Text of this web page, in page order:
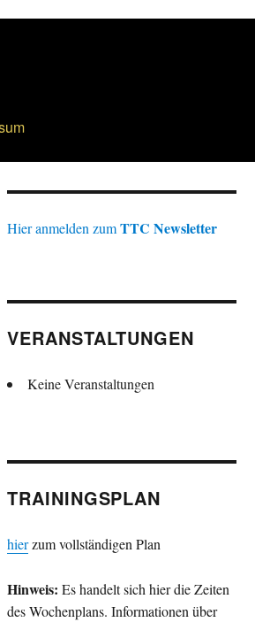
Hier anmelden zumTTC Newsletter
VERANSTALTUNGEN
Keine Veranstaltungen
TRAININGSPLAN
hierzum vollständigen Plan
Hinweis: Es handelt sich hier die Zeiten
des Wochenplans. Informationen über